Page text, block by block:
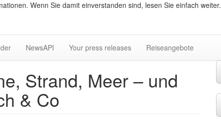
Wenn Sie damit einverstanden sind, lesen Sie einfach weiter.
NewsAPI Your press releases Reiseangebote
Strand, Meer – und
& Co